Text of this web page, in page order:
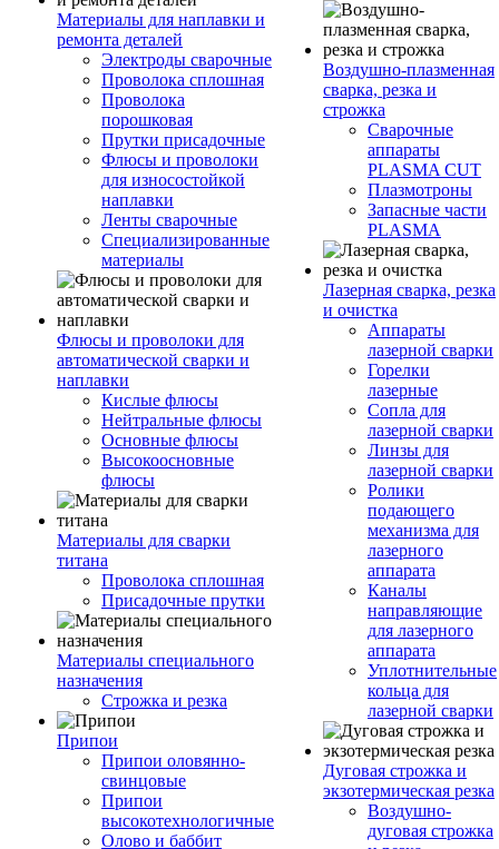
Материалы для наплавки и
ремонта деталей
Электроды сварочные
Проволока сплошная
Проволока
порошковая
Прутки присадочные
Флюсы и проволоки
для износостойкой
наплавки
Ленты сварочные
Специализированные
материалы
Флюсы и проволоки для
автоматической сварки и
наплавки
Кислые флюсы
Нейтральные флюсы
Основные флюсы
Высокоосновные
флюсы
Материалы для сварки
титана
Проволока сплошная
Присадочные прутки
Материалы специального
назначения
Строжка и резка
Припои
Припои оловянно-
свинцовые
Припои
высокотехнологичные
Олово и баббит
Воздушно-плазменная
сварка, резка и
строжка
Сварочные
аппараты
PLASMA CUT
Плазмотроны
Запасные части
PLASMA
Лазерная сварка, резка
и очистка
Аппараты
лазерной сварки
Горелки
лазерные
Сопла для
лазерной сварки
Линзы для
лазерной сварки
Ролики
подающего
механизма для
лазерного
аппарата
Каналы
направляющие
для лазерного
аппарата
Уплотнительные
кольца для
лазерной сварки
Дуговая строжка и
экзотермическая резка
Воздушно-
дуговая строжка